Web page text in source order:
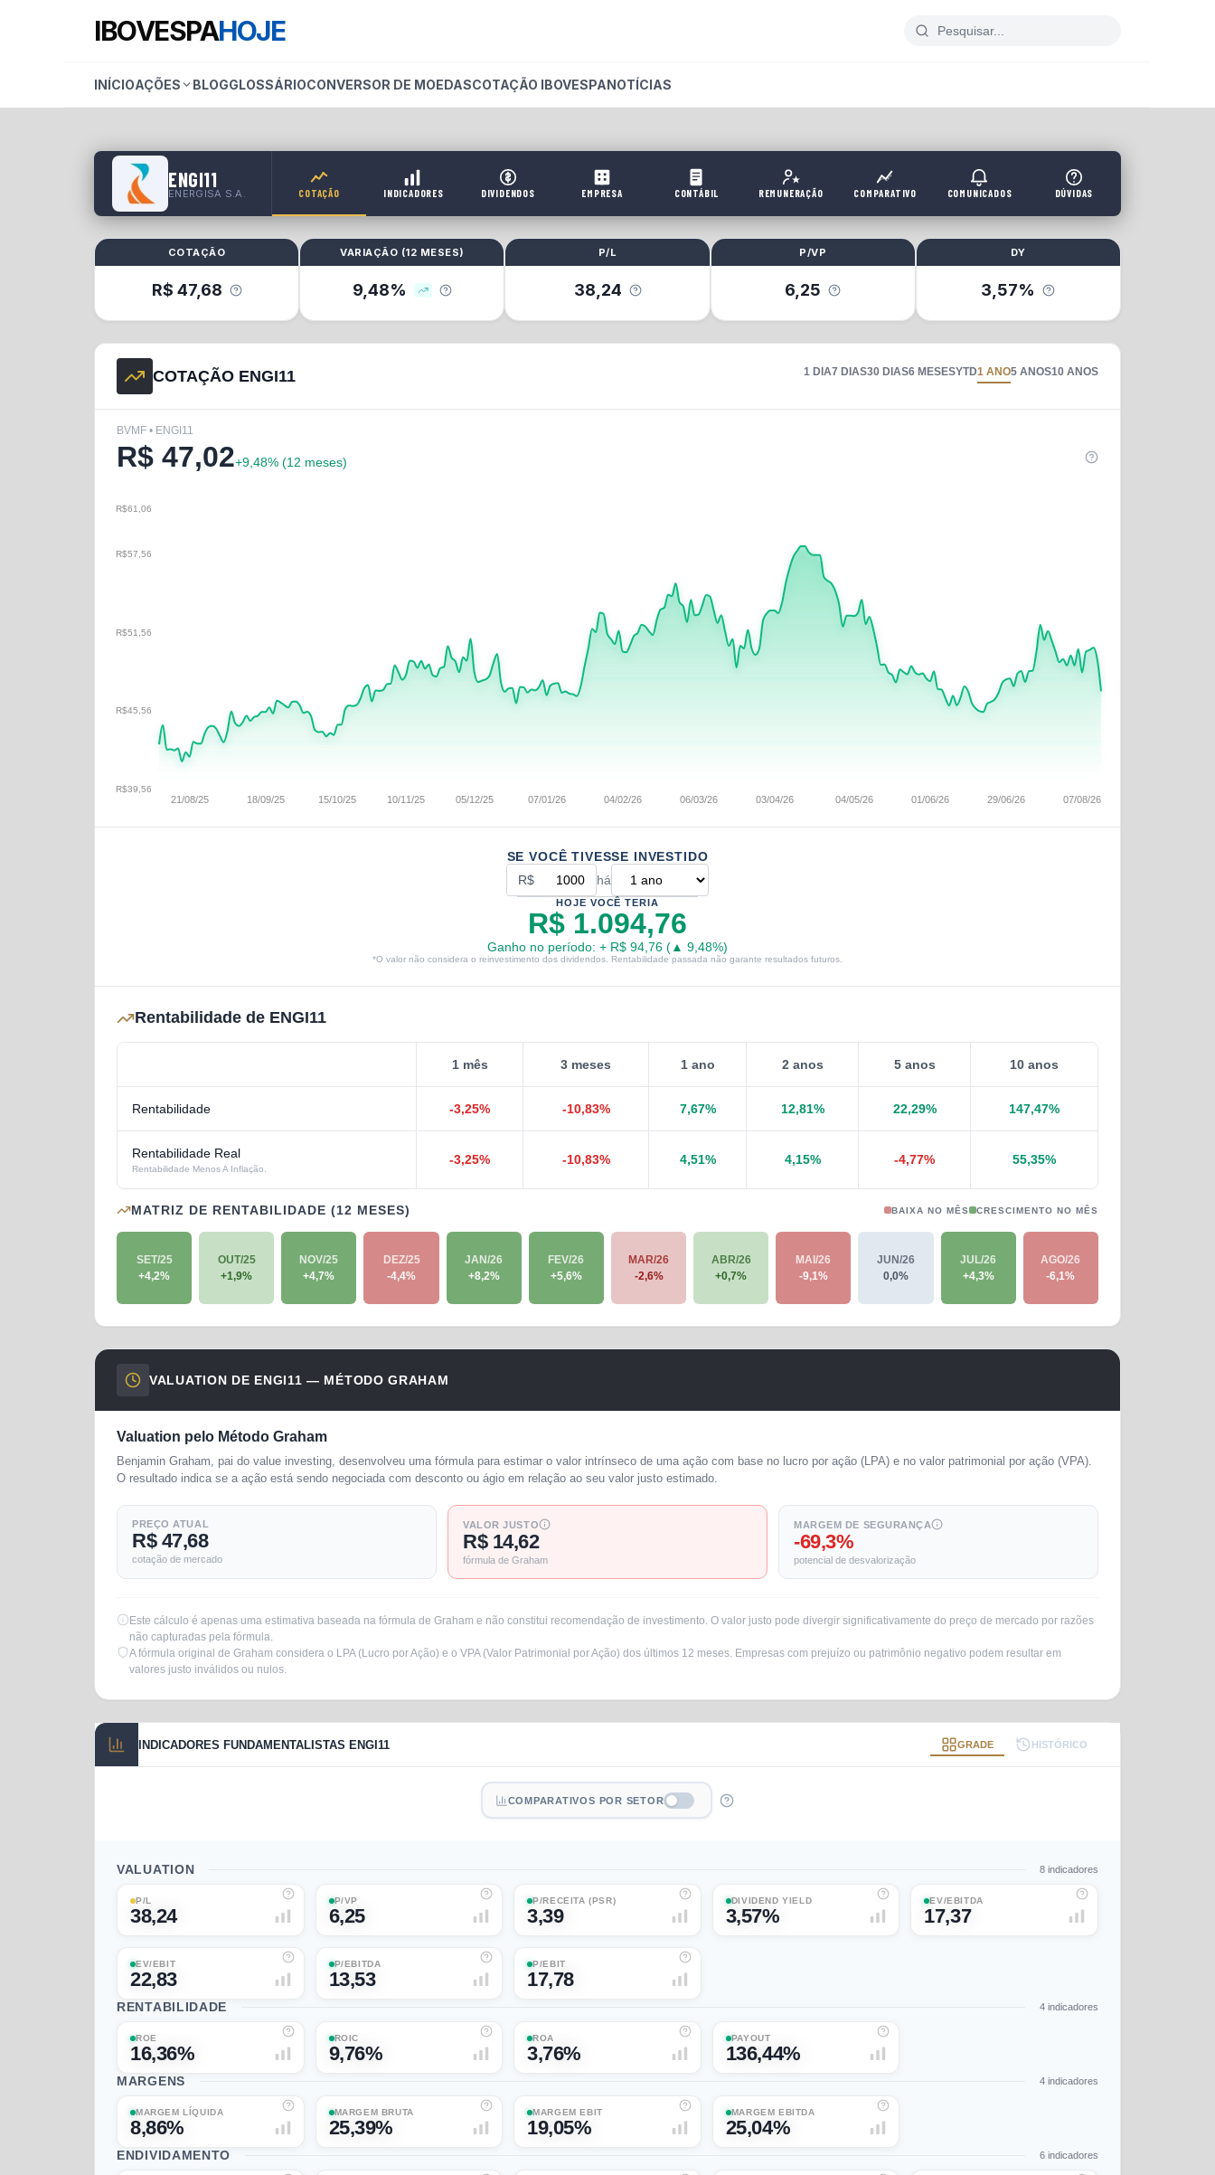
IBOVESPAHOJE
INÍCIOAÇÕES BLOGGLOSSÁRIOCONVERSOR DE MOEDASCOTAÇÃO IBOVESPANOTÍCIAS
ENGI11
ENERGISA S.A. COTAÇÃO INDICADORES DIVIDENDOS EMPRESA CONTÁBIL REMUNERAÇÃO COMPARATIVO COMUNICADOS DÚVIDAS
COTAÇÃO
R$ 47,68
VARIAÇÃO (12 MESES)
9,48%
P/L
38,24
P/VP
6,25
DY
3,57%
COTAÇÃO ENGI11 1 DIA7 DIAS30 DIAS6 MESESYTD1 ANO5 ANOS10 ANOS
BVMF • ENGI11
R$ 47,02+9,48% (12 meses)
21/08/25 18/09/25 15/10/25 10/11/25 05/12/25 07/01/26 04/02/26 06/03/26 03/04/26 04/05/26 01/06/26 29/06/26 07/08/26
R$39,56
R$45,56
R$51,56
R$57,56
R$61,06
SE VOCÊ TIVESSE INVESTIDO
R$
há
HOJE VOCÊ TERIA
R$ 1.094,76
Ganho no período: + R$ 94,76 (▲ 9,48%)
*O valor não considera o reinvestimento dos dividendos. Rentabilidade passada não garante resultados futuros.
Rentabilidade de ENGI11
1 mês 3 meses 1 ano 2 anos 5 anos 10 anos
Rentabilidade -3,25% -10,83% 7,67% 12,81% 22,29% 147,47%
Rentabilidade Real
Rentabilidade Menos A Inflação.
-3,25% -10,83% 4,51% 4,15% -4,77% 55,35%
MATRIZ DE RENTABILIDADE (12 MESES) BAIXA NO MÊS CRESCIMENTO NO MÊS
SET/25
+4,2%
OUT/25
+1,9%
NOV/25
+4,7%
DEZ/25
-4,4%
JAN/26
+8,2%
FEV/26
+5,6%
MAR/26
-2,6%
ABR/26
+0,7%
MAI/26
-9,1%
JUN/26
0,0%
JUL/26
+4,3%
AGO/26
-6,1%
VALUATION DE ENGI11 — MÉTODO GRAHAM
Valuation pelo Método Graham
Benjamin Graham, pai do value investing, desenvolveu uma fórmula para estimar o valor intrínseco de uma ação com base no lucro por ação (LPA) e no valor patrimonial por ação (VPA).
O resultado indica se a ação está sendo negociada com desconto ou ágio em relação ao seu valor justo estimado.
PREÇO ATUAL
R$ 47,68
cotação de mercado
VALOR JUSTO
R$ 14,62
fórmula de Graham
MARGEM DE SEGURANÇA
-69,3%
potencial de desvalorização
Este cálculo é apenas uma estimativa baseada na fórmula de Graham e não constitui recomendação de investimento. O valor justo pode divergir significativamente do preço de mercado por razões
não capturadas pela fórmula.
A fórmula original de Graham considera o LPA (Lucro por Ação) e o VPA (Valor Patrimonial por Ação) dos últimos 12 meses. Empresas com prejuízo ou patrimônio negativo podem resultar em
valores justo inválidos ou nulos.
INDICADORES FUNDAMENTALISTAS ENGI11 GRADE HISTÓRICO
COMPARATIVOS POR SETOR
VALUATION 8 indicadores
P/L
38,24
P/VP
6,25
P/RECEITA (PSR)
3,39
DIVIDEND YIELD
3,57%
EV/EBITDA
17,37
EV/EBIT
22,83
P/EBITDA
13,53
P/EBIT
17,78
RENTABILIDADE 4 indicadores
ROE
16,36%
ROIC
9,76%
ROA
3,76%
PAYOUT
136,44%
MARGENS 4 indicadores
MARGEM LÍQUIDA
8,86%
MARGEM BRUTA
25,39%
MARGEM EBIT
19,05%
MARGEM EBITDA
25,04%
ENDIVIDAMENTO 6 indicadores